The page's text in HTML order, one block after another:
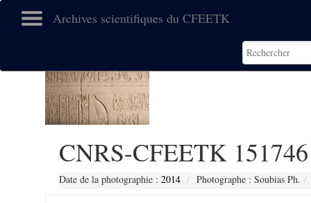
Archives scientifiques du CFEETK
CNRS-CFEETK 151746
Date de la photographie : 2014 Photographe : Soubias Ph.